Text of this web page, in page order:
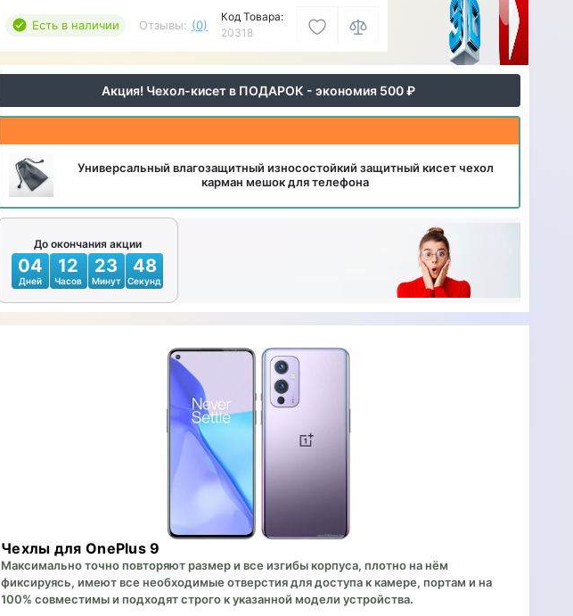
Есть в наличии Отзывы: (0)
Код Товара:
20318
Акция! Чехол-кисет в ПОДАРОК - экономия 500 ₽
Универсальный влагозащитный износостойкий защитный кисет чехол
карман мешок для телефона
До окончания акции
04
Дней
12
Часов
23
Минут
46
Секунд
Чехлы для OnePlus 9
Максимально точно повторяют размер и все изгибы корпуса, плотно на нём
фиксируясь, имеют все необходимые отверстия для доступа к камере, портам и на
100% совместимы и подходят строго к указанной модели устройства.